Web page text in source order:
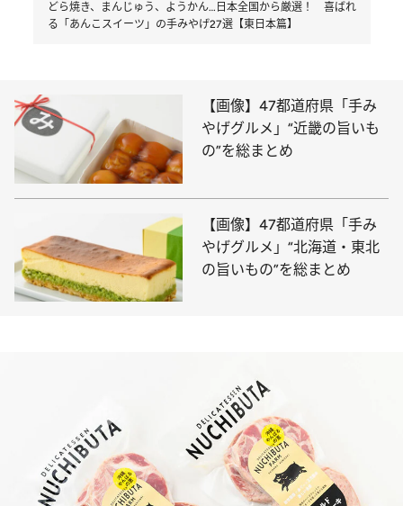
どら焼き、まんじゅう、ようかん…日本全国から厳選！ 喜ばれ
る「あんこスイーツ」の手みやげ27選【東日本篇】
【画像】47都道府県「手み
やげグルメ」“近畿の旨いも
の”を総まとめ
【画像】47都道府県「手み
やげグルメ」“北海道・東北
の旨いもの”を総まとめ